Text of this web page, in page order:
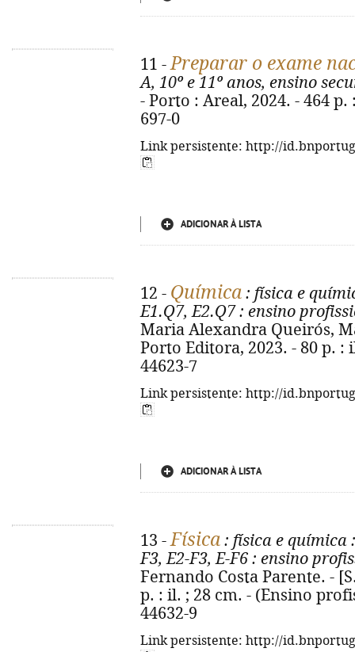
11 -Preparar o exame
A, 10º e 11º anos, ensino
- Porto : Areal, 2024. - 464 p.
697-0
Link persistente: http://
ADICIONAR À LISTA
12 - Química : física e
E1.Q7, E2.Q7: ensino
Maria Alexandra Queirós,
Porto Editora, 2023. - 80 p. :
44623-7
Link persistente: http://
ADICIONAR À LISTA
13 -Física : física e química
F3, E2-F3, E-F6 : ensino
Fernando Costa Parente. -
p. : il. ; 28 cm. - (Ensino
44632-9
Link persistente: http://